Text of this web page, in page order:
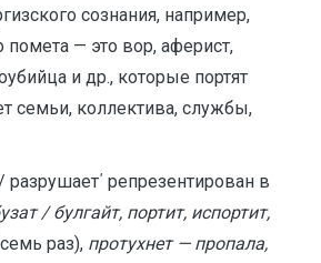
сознания, например,
— это вор, аферист,
и др., которые портят
семьи, коллектива, службы,
разрушает΄ репрезентирован в
/ булгайт, портит, испортит,
раз), протухнет — пропала,